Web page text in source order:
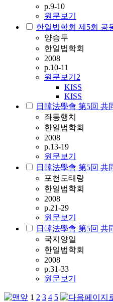
p.9-10
원문보기
한일법학회 제5회 공
양승두
한일법학회
2008
p.10-11
원문보기 2
KISS
KISS
日韓法學會 第5回
좌등행치
한일법학회
2008
p.13-19
원문보기
日韓法學會 第5回
포천도태랑
한일법학회
2008
p.21-29
원문보기
日韓法學會 第5回
국지양일
한일법학회
2008
p.31-33
원문보기
1 2 3 4 5